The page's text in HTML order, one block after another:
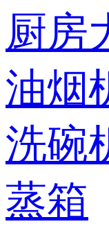
厨房
油烟
洗碗
蒸箱